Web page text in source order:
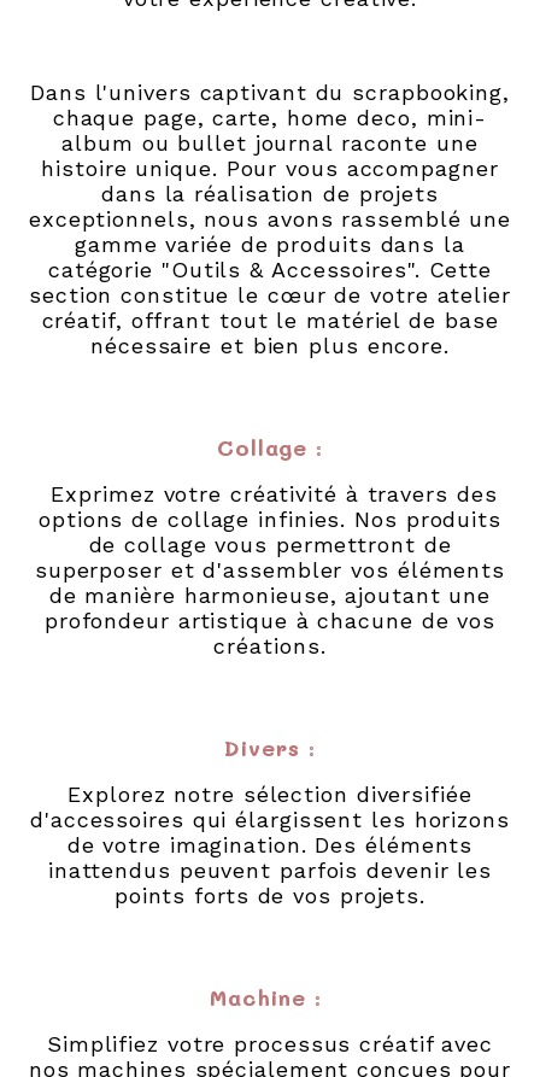
Dans l'univers captivant du scrapbooking,
chaque page, carte, home deco, mini-
album ou bullet journal raconte une
histoire unique. Pour vous accompagner
dans la réalisation de projets
exceptionnels, nous avons rassemblé une
gamme variée de produits dans la
catégorie "Outils & Accessoires". Cette
section constitue le cœur de votre atelier
créatif, offrant tout le matériel de base
nécessaire et bien plus encore.
Collage :
Exprimez votre créativité à travers des
options de collage infinies. Nos produits
de collage vous permettront de
superposer et d'assembler vos éléments
de manière harmonieuse, ajoutant une
profondeur artistique à chacune de vos
créations.
Divers :
Explorez notre sélection diversifiée
d'accessoires qui élargissent les horizons
de votre imagination. Des éléments
inattendus peuvent parfois devenir les
points forts de vos projets.
Machine :
Simplifiez votre processus créatif avec
nos machines spécialement conçues pour